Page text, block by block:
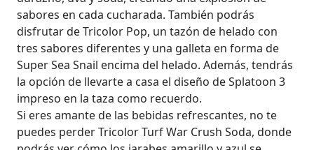
sabores en cada cucharada. También podrás
disfrutar de Tricolor Pop, un tazón de helado con
tres sabores diferentes y una galleta en forma de
Super Sea Snail encima del helado. Además, tendrás
la opción de llevarte a casa el diseño de Splatoon 3
impreso en la taza como recuerdo.
Si eres amante de las bebidas refrescantes, no te
puedes perder Tricolor Turf War Crush Soda, donde